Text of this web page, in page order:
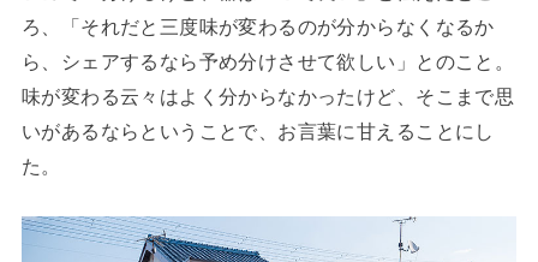
ろ、「それだと三度味が変わるのが分からなくなるか
ら、シェアするなら予め分けさせて欲しい」とのこと。
味が変わる云々はよく分からなかったけど、そこまで思
いがあるならということで、お言葉に甘えることにし
た。